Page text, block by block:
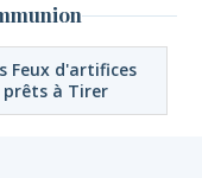
Feux d'artifices
prêts à Tirer